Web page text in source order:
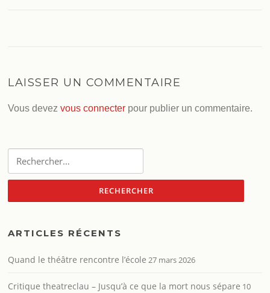
LAISSER UN COMMENTAIRE
Vous devezvous connecter pour publier un commentaire.
ARTICLES RÉCENTS
Quand le théâtre rencontre l’école 27 mars 2026
Critique theatreclau – Jusqu’à ce que la mort nous sépare 10